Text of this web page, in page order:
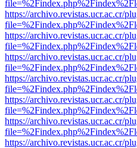
https://archivo.revistas.ucr.ac.cr/
https://archivo.revistas.ucr.ac.cr/
https://archivo.revistas.ucr.ac.cr/
https://archivo.revistas.ucr.ac.cr/
https://archivo.revistas.ucr.ac.cr/
https://archivo.revistas.ucr.ac.cr/
https://archivo.revistas.ucr.ac.cr/